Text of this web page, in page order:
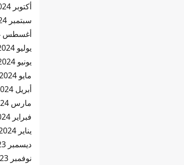
أكتوبر 2024
سبتمبر 2024
أغسطس 2024
يوليو 2024
يونيو 2024
مايو 2024
أبريل 2024
مارس 2024
فبراير 2024
يناير 2024
ديسمبر 2023
نوفمبر 2023